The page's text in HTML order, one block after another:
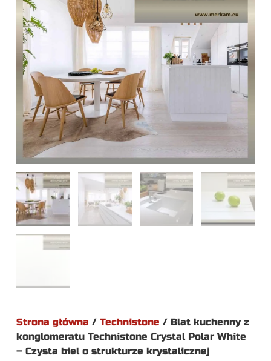
Strona główna / Technistone / Blat kuchenny z
konglomeratu Technistone Crystal Polar White
– Czysta biel o strukturze krystalicznej